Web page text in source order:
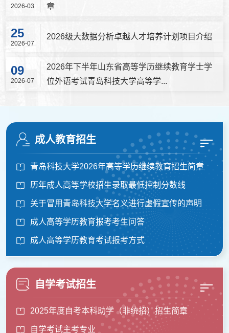
2026-03
章
25
2026-07
2026级大数据分析卓越人才培养计划项目介绍
09
2026-07
2026年下半年山东省高等学历继续教育学士学
位外语考试青岛科技大学高等学...
成人教育招生
青岛科技大学2026年高等学历继续教育招生简章
历年成人高等学校招生录取最低控制分数线
关于冒用青岛科技大学名义进行虚假宣传的声明
成人高等学历教育报考考生问答
成人高等学历教育考试报考方式
自学考试招生
2025年度自考本科助学（非统招）招生简章
自学考试主考专业